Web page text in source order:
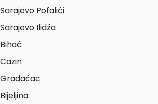
Sarajevo Pofalići
Sarajevo Ilidža
Bihać
Cazin
Gradačac
Bijeljina